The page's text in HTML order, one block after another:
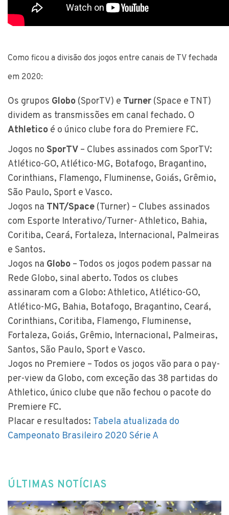
Como ficou a divisão dos jogos entre canais de TV fechada
em 2020:
Os grupos Globo (SporTV) e Turner (Space e TNT)
dividem as transmissões em canal fechado. O
Athletico é o único clube fora do Premiere FC.
Jogos no SporTV – Clubes assinados com SporTV:
Atlético-GO, Atlético-MG, Botafogo, Bragantino,
Corinthians, Flamengo, Fluminense, Goiás, Grêmio,
São Paulo, Sport e Vasco.
Jogos na TNT/Space (Turner) – Clubes assinados
com Esporte Interativo/Turner- Athletico, Bahia,
Coritiba, Ceará, Fortaleza, Internacional, Palmeiras
e Santos.
Jogos na Globo – Todos os jogos podem passar na
Rede Globo, sinal aberto. Todos os clubes
assinaram com a Globo: Athletico, Atlético-GO,
Atlético-MG, Bahia, Botafogo, Bragantino, Ceará,
Corinthians, Coritiba, Flamengo, Fluminense,
Fortaleza, Goiás, Grêmio, Internacional, Palmeiras,
Santos, São Paulo, Sport e Vasco.
Jogos no Premiere – Todos os jogos vão para o pay-
per-view da Globo, com exceção das 38 partidas do
Athletico, único clube que não fechou o pacote do
Premiere FC.
Placar e resultados: Tabela atualizada do
Campeonato Brasileiro 2020 Série A
ÚLTIMAS NOTÍCIAS